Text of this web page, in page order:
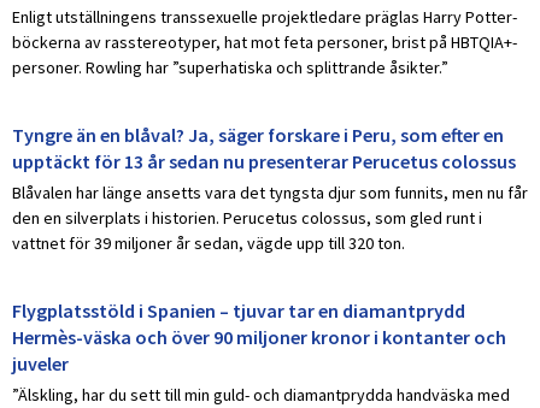
Enligt utställningens transsexuelle projektledare präglas Harry Potter-
böckerna av rasstereotyper, hat mot feta personer, brist på HBTQIA+-
personer. Rowling har ”superhatiska och splittrande åsikter.”
Tyngre än en blåval? Ja, säger forskare i Peru, som efter en
upptäckt för 13 år sedan nu presenterar Perucetus colossus
Blåvalen har länge ansetts vara det tyngsta djur som funnits, men nu får
den en silverplats i historien. Perucetus colossus, som gled runt i
vattnet för 39 miljoner år sedan, vägde upp till 320 ton.
Flygplatsstöld i Spanien – tjuvar tar en diamantprydd
Hermès-väska och över 90 miljoner kronor i kontanter och
juveler
”Älskling, har du sett till min guld- och diamantprydda handväska med